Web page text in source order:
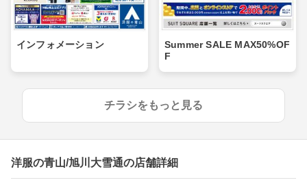
インフォメーション
Summer SALE MAX50%OF
F
チラシをもっと見る
洋服の青山/旭川大雪通の店舗詳細